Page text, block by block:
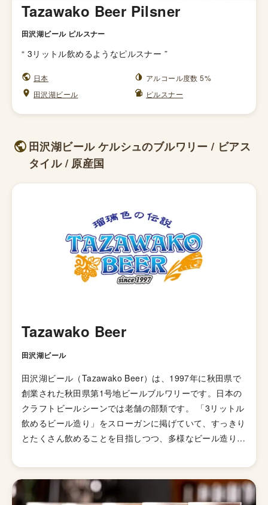
Tazawako Beer Pilsner
田沢湖ビール ピルスナー
“ 3リットル飲めるようなピルスナー ”
日本
アルコール度数 5%
田沢湖ビール
ピルスナー
田沢湖ビール ケルシュのブルワリー / ビアス
タイル / 原産国
Tazawako Beer
田沢湖ビール
田沢湖ビール（Tazawako Beer）は、1997年に秋田県で
創業された秋田県第1号地ビールブルワリーです。日本の
クラフトビールシーンでは老舗の部類です。 「3リットル
飲めるビール造り」をスローガンに掲げていて、すっきり
とたくさん飲めることを目指しつつ、多様なビール造りに
る小松勝久がビール造りの研修でドイツを訪れた際、ビア
パブで言われたこの一言からきています。 「うまいの
か、まずいのか、とりあえず３リットル飲んでから決めて